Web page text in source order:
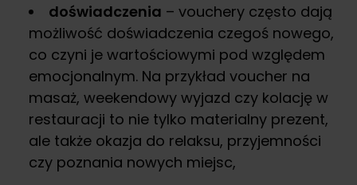
doświadczenia – vouchery często dają
możliwość doświadczenia czegoś nowego,
co czyni je wartościowymi pod względem
emocjonalnym. Na przykład voucher na
masaż, weekendowy wyjazd czy kolację w
restauracji to nie tylko materialny prezent,
ale także okazja do relaksu, przyjemności
czy poznania nowych miejsc,